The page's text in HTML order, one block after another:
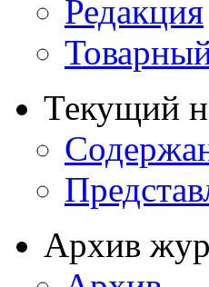
Редакция
Текущий
Архив